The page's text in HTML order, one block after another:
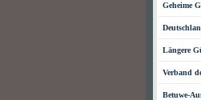
Geheime
Längere
Verband
Betuwe-